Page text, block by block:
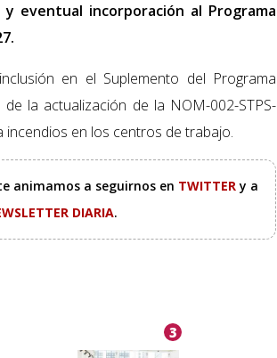
eventual incorporación al Programa
en el Suplemento del Programa
la actualización de la NOM-002-STPS-
en los centros de trabajo.
animamos a seguirnos en TWITTERy a
DIARIA.
3